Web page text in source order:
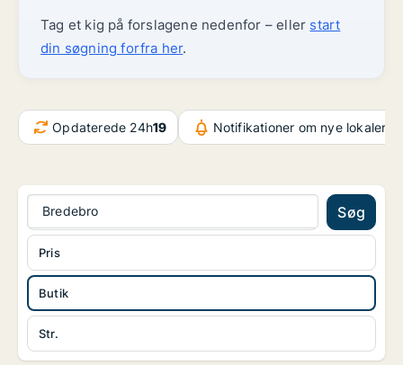
Tag et kig på forslagene nedenfor – eller start
din søgning forfra her.
Opdaterede 24h19 Notifikationer om nye lokaler
Bredebro Søg
Butik
Str.
Pris